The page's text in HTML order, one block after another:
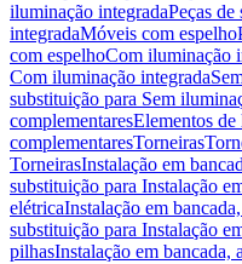
iluminação integradaPeças
integradaMóveis com espelho
com espelhoCom iluminação
Com iluminação integrada
substituição para Sem
complementaresElementos de
complementaresTorneiras
TorneirasInstalação em
substituição para Instalação
elétricaInstalação em
substituição para Instalação
pilhasInstalação em bancada,